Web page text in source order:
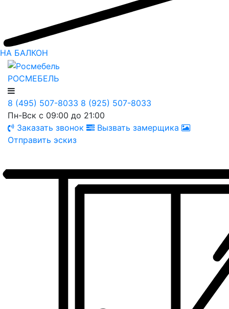
НА БАЛКОН
РОСМЕБЕЛЬ
8 (495) 507-8033 8 (925) 507-8033
Пн-Вск с 09:00 до 21:00
Заказать звонок
Вызвать замерщика
Отправить эскиз